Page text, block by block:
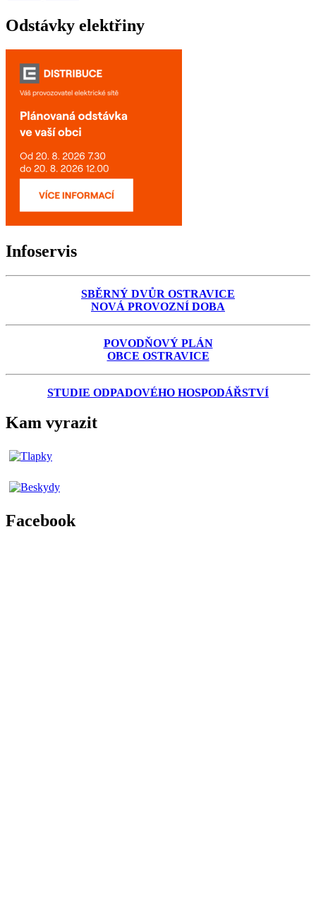
Odstávky elektřiny
Infoservis
SBĚRNÝ DVŮR OSTRAVICE
NOVÁ PROVOZNÍ DOBA
POVODŇOVÝ PLÁN
OBCE OSTRAVICE
STUDIE ODPADOVÉHO HOSPODÁŘSTVÍ
Kam vyrazit
Facebook